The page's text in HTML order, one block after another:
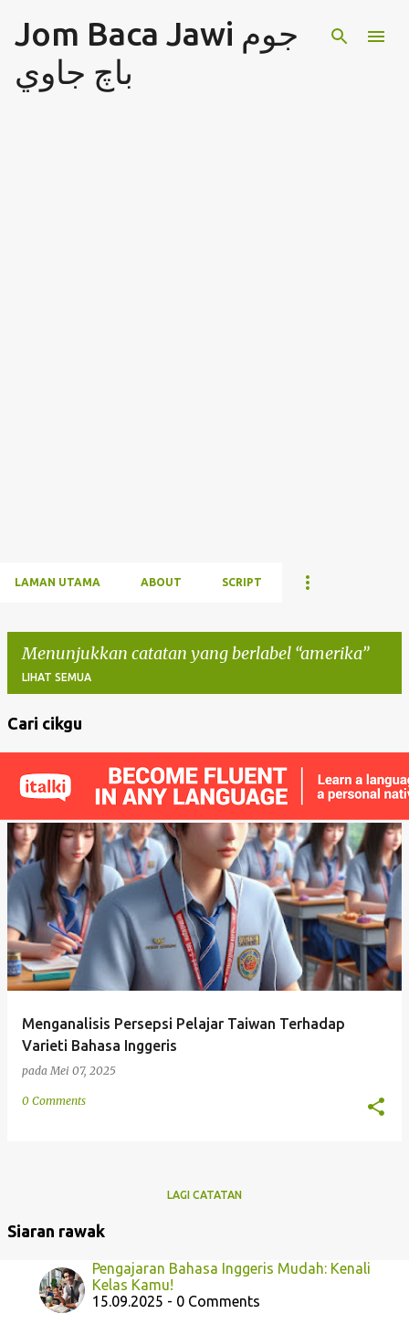
Langkau ke kandungan utamaJom Baca Jawi جوم
باچ جاوي
LAMAN UTAMA ABOUT SCRIPT
Menunjukkan catatan yang berlabel amerika
LIHAT SEMUA
a
t
a
n
Cari cikgu
Menganalisis Persepsi Pelajar Taiwan Terhadap
Varieti Bahasa Inggeris
padaMei 07, 2025
0 Comments
LAGI CATATAN
Siaran rawak
Pengajaran Bahasa Inggeris Mudah: Kenali
Kelas Kamu!
15.09.2025 - 0 Comments